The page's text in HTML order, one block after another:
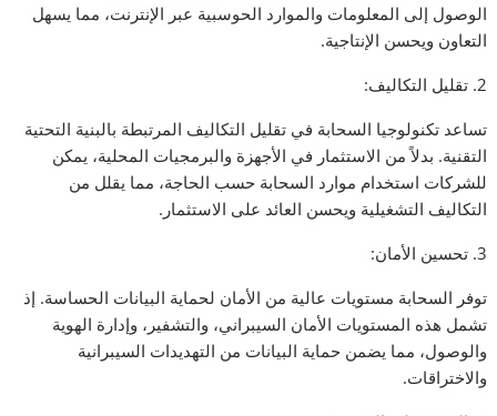
الوصول إلى المعلومات والموارد الحوسبية عبر الإنترنت، مما يسهل
التعاون ويحسن الإنتاجية.
2. تقليل التكاليف:
تساعد تكنولوجيا السحابة في تقليل التكاليف المرتبطة بالبنية التحتية
التقنية. بدلاً من الاستثمار في الأجهزة والبرمجيات المحلية، يمكن
للشركات استخدام موارد السحابة حسب الحاجة، مما يقلل من
التكاليف التشغيلية ويحسن العائد على الاستثمار.
3. تحسين الأمان:
توفر السحابة مستويات عالية من الأمان لحماية البيانات الحساسة. إذ
تشمل هذه المستويات الأمان السيبراني، والتشفير، وإدارة الهوية
والوصول، مما يضمن حماية البيانات من التهديدات السيبرانية
والاختراقات.